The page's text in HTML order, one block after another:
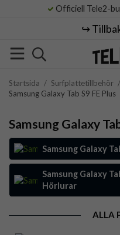
Officiell Tele2-
↪️
Startsida / Surfplattetillbehör /
Samsung Galaxy Tab S9 FE Plus
Samsung Galaxy
Samsung Galaxy
Samsung Galaxy
Hörlurar
ALLA